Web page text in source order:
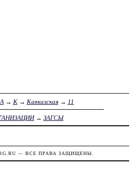
→ К→ Кавказская→ 11
→ ЗАГСЫ
— ВСЕ ПРАВА ЗАЩИЩЕНЫ.